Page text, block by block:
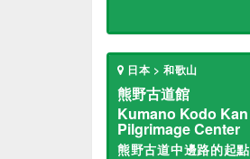
日本 > 和歌山
熊野古道館
Kumano Kodo Kan
Pilgrimage Center
熊野古道中邊路的起點